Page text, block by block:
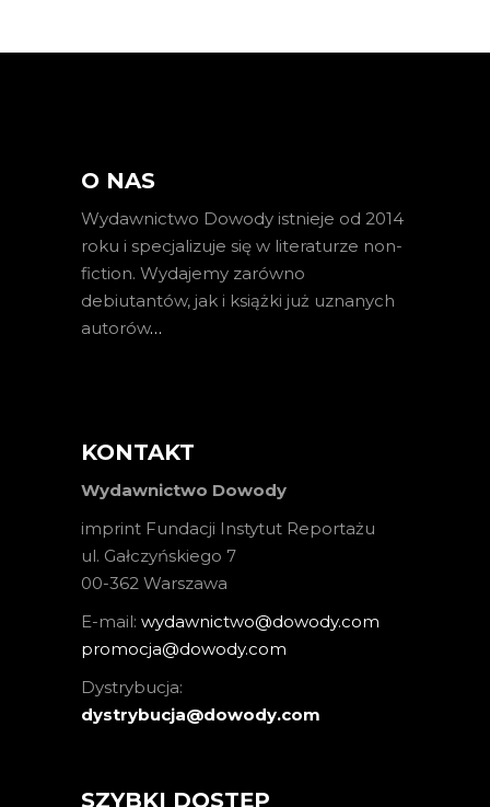
O NAS
Wydawnictwo Dowody istnieje od 2014
roku i specjalizuje się w literaturze non-
fiction. Wydajemy zarówno
debiutantów, jak i książki już uznanych
autorów…
KONTAKT
Wydawnictwo Dowody
imprint Fundacji Instytut Reportażu
ul. Gałczyńskiego 7
00-362 Warszawa
E-mail: wydawnictwo@dowody.com
promocja@dowody.com
Dystrybucja:
dystrybucja@dowody.com
SZYBKI DOSTĘP